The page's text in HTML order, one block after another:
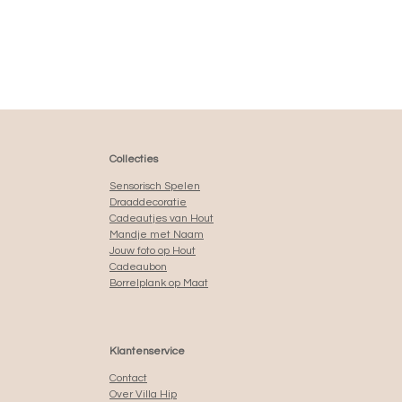
Collecties
Sensorisch Spelen
Draaddecoratie
Cadeautjes van Hout
Mandje met Naam
Jouw foto op Hout
Cadeaubon
Borrelplank op Maat
Klantenservice
Contact
Over Villa Hip